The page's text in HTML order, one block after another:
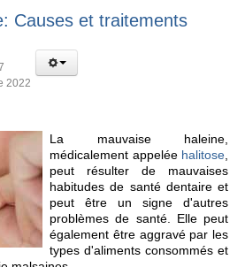
Causes et traitements
2022
La mauvaise haleine,
médicalement appelée halitose
peut résulter de mauvaises
habitudes de santé dentaire et
peut être un signe d'autres
problèmes de santé. Elle peut
également être aggravé par les
types d'aliments consommés et